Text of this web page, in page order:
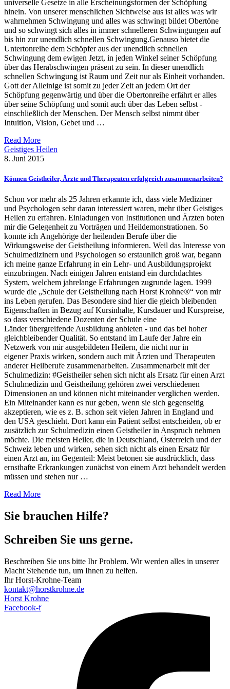
universelle Gesetze in alle Erscheinungsformen der Schöpfung
hinein. Von unserer menschlichen Sichtweise aus ist alles was wir
wahrnehmen Schwingung und alles was schwingt bildet Obertöne
und so schwingt sich alles in immer schnelleren Schwingungen auf
bis hin zur unendlich schnellen Schwingung.Genauso bietet die
Untertonreihe dem Schöpfer aus der unendlich schnellen
Schwingung dem ewigen Jetzt, in jeden Winkel seiner Schöpfung
über das Herabschwingen präsent zu sein. In dieser unendlich
schnellen Schwingung ist Raum und Zeit nur als Einheit vorhanden.
Gott der Alleinige ist somit zu jeder Zeit an jedem Ort der
Schöpfung gegenwärtig und über die Obertonreihe erfährt er alles
über seine Schöpfung und somit auch über das Leben selbst -
einschließlich der Menschen. Der Mensch selbst nimmt über
Intuition, Vision, Gebet und …
Read More
Geistiges Heilen
8. Juni 2015
Können Geistheiler, Ärzte und Therapeuten erfolgreich zusammenarbeiten?
Schon vor mehr als 25 Jahren erkannte ich, dass viele Mediziner
und Psychologen sehr daran interessiert waren, mehr über Geistiges
Heilen zu erfahren. Einladungen von Institutionen und Ärzten boten
mir die Gelegenheit zu Vorträgen und Heildemonstrationen. So
konnte ich Angehörige der heilenden Berufe über die
Wirkungsweise der Geistheilung informieren. Weil das Interesse von
Schulmedizinern und Psychologen so erstaunlich groß war, begann
ich meine ganze Erfahrung in ein Lehr- und Ausbildungsprojekt
einzubringen. Nach einigen Jahren entstand ein durchdachtes
System, welchem jahrelange Erfahrungen zugrunde lagen. 1999
wurde die „Schule der Geistheilung nach Horst Krohne®“ von mir
ins Leben gerufen. Das Besondere sind hier die gleich bleibenden
Eigenschaften in Bezug auf Kursinhalte, Kursdauer und Kurspreise,
so dass verschiedene Dozenten der Schule eine
Länder übergreifende Ausbildung anbieten - und das bei hoher
gleichbleibender Qualität. So entstand im Laufe der Jahre ein
Netzwerk von mir ausgebildeten Heilern, die nicht nur in
eigener Praxis wirken, sondern auch mit Ärzten und Therapeuten
anderer Heilberufe zusammenarbeiten. Zusammenarbeit mit der
Schulmedizin: #Geistheiler sehen sich nicht als Ersatz für einen Arzt
Schulmedizin und Geistheilung gehören zwei verschiedenen
Dimensionen an und können nicht miteinander verglichen werden.
Ein Miteinander kann es nur geben, wenn sie sich gegenseitig
akzeptieren, wie es z. B. schon seit vielen Jahren in England und
den USA geschieht. Dort kann ein Patient selbst entscheiden, ob er
zusätzlich zur Schulmedizin einen Geistheiler in Anspruch nehmen
möchte. Die meisten Heiler, die in Deutschland, Österreich und der
Schweiz leben und wirken, sehen sich nicht als einen Ersatz für
einen Arzt an, im Gegenteil: Meist betonen sie ausdrücklich, dass
ernsthafte Erkrankungen zunächst von einem Arzt behandelt werden
müssen und stehen nur …
Read More
Sie brauchen Hilfe?
Schreiben Sie uns gerne.
Beschreiben Sie uns bitte Ihr Problem. Wir werden alles in unserer
Macht Stehende tun, um Ihnen zu helfen.
Ihr Horst-Krohne-Team
kontakt@horstkrohne.de
Horst Krohne
Facebook-f